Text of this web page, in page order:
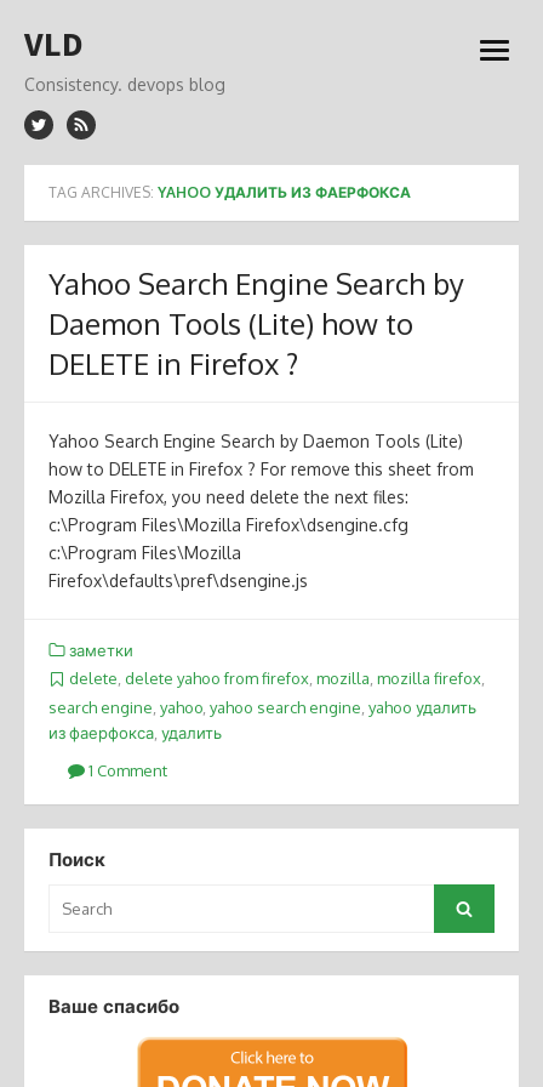
to
VLD
Consistency. devops blog
open
TAG ARCHIVES: YAHOO УДАЛИТЬ ИЗ ФАЕРФОКСА
Yahoo Search Engine Search by
Daemon Tools (Lite) how to
DELETE in Firefox ?
Yahoo Search Engine Search by Daemon Tools (Lite)
how to DELETE in Firefox ? For remove this sheet from
Mozilla Firefox, you need delete the next files:
c:\Program Files\Mozilla Firefox\dsengine.cfg
c:\Program Files\Mozilla
Firefox\defaults\pref\dsengine.js
заметки
delete, delete yahoo from firefox, mozilla, mozilla firefox,
search engine yahoo yahoo search engine yahoo удалить
из фаерфокса удалить
1 Comment
Поиск
for:
Search
Ваше спасибо